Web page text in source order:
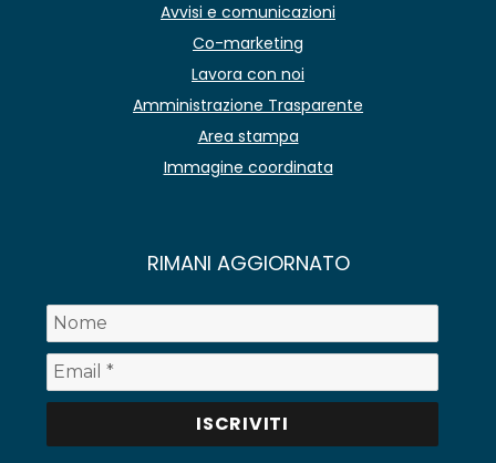
Avvisi e comunicazioni
Co-marketing
Lavora con noi
Amministrazione Trasparente
Area stampa
Immagine coordinata
RIMANI AGGIORNATO